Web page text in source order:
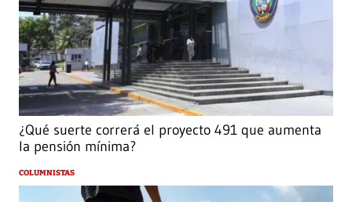
¿Qué suerte correrá el proyecto 491 que aumenta
la pensión mínima?
COLUMNISTAS